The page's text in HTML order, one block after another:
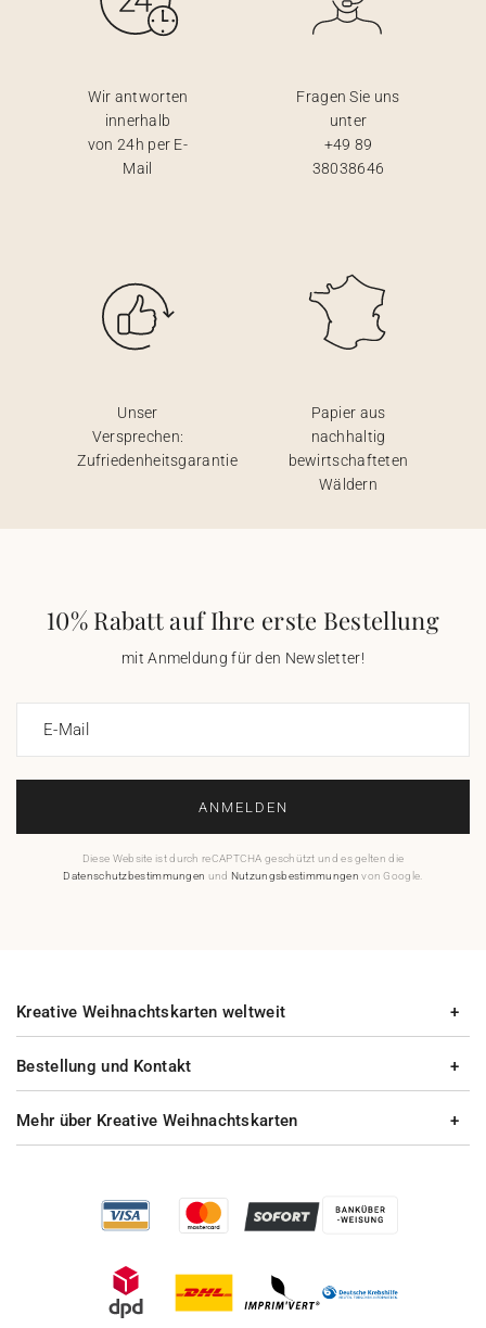
Wir antworten
innerhalb
von 24h per E-
Mail
Fragen Sie uns
unter
+49 89
38038646
Unser
Versprechen:
Zufriedenheitsgarantie
Papier aus
nachhaltig
bewirtschafteten
Wäldern
10% Rabatt auf Ihre erste Bestellung
mit Anmeldung für den Newsletter!
E-Mail
ANMELDEN
Diese Website ist durch reCAPTCHA geschützt und es gelten die
Datenschutzbestimmungen und Nutzungsbestimmungen von Google.
Bestellung und Kontakt
Mehr über Kreative Weihnachtskarten
Kreative Weihnachtskarten weltweit